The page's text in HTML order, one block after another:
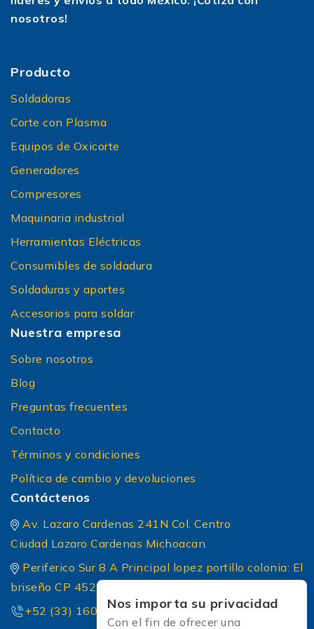
nosotros!
Producto
Soldadoras
Corte con Plasma
Equipos de Oxicorte
Generadores
Compresores
Maquinaria industrial
Herramientas Eléctricas
Consumibles de soldadura
Soldaduras y aportes
Accesorios para soldar
Nuestra empresa
Sobre nosotros
Blog
Preguntas frecuentes
Contacto
Términos y condiciones
Política de cambio y devoluciones
Contáctenos
Av. Lazaro Cardenas 241N Col. Centro
Ciudad Lazaro Cardenas Michoacan.
Periferico Sur 8 A Principal lopez portillo colonia: El
briseño CP 45236 Zapopan Jalisco
+52 (33) 1604 5032Nos importa su privacidad
Con el fin de ofrecer una